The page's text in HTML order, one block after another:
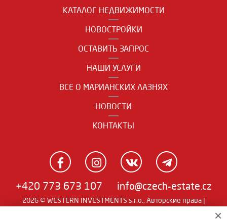
КАТАЛОГ НЕДВИЖИМОСТИ
НОВОСТРОЙКИ
ОСТАВИТЬ ЗАПРОС
НАШИ УСЛУГИ
ВСЕ О МАРИАНСКИХ ЛАЗНЯХ
НОВОСТИ
КОНТАКТЫ
+420 773 673 107 info@czech-estate.cz
2026 © WESTERN INVESTMENTS s.r.o., Авторские права |
×